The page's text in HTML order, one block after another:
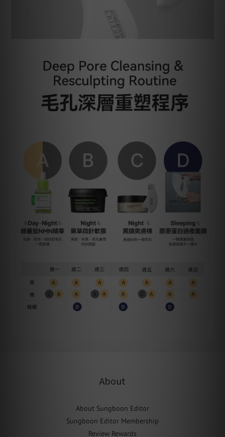
About
About Sungboon Editor
Sungboon Editor Membership
Review Rewards